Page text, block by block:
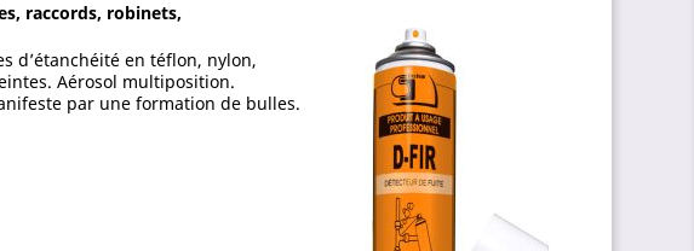
raccords, robinets,
d’étanchéité en téflon, nylon,
Aérosol multiposition.
par une formation de bulles.